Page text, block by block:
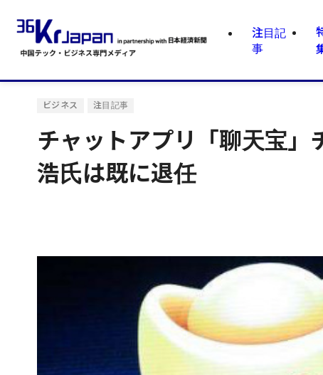
注目記
事
ビジネス 注目記事
チャットアプリ「聊天宝
浩氏は既に退任